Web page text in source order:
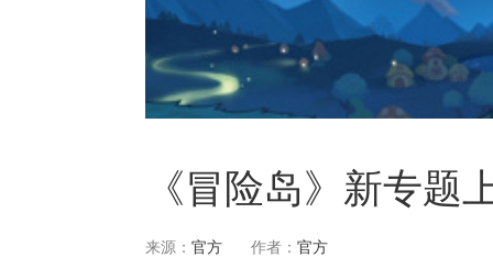
《冒险岛》新专
来源： 官方 作者： 官方